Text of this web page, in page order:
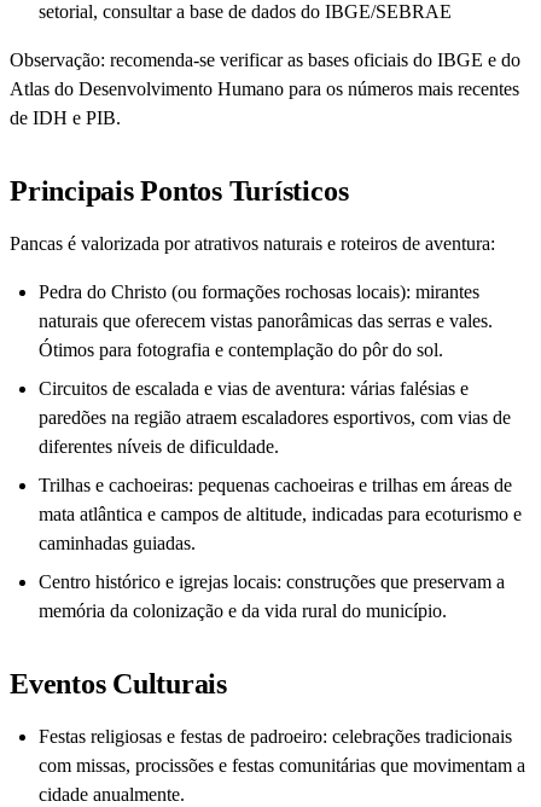
setorial, consultar a base de dados do IBGE/SEBRAE
Observação: recomenda-se verificar as bases oficiais do IBGE e do
Atlas do Desenvolvimento Humano para os números mais recentes
de IDH e PIB.
Principais Pontos Turísticos
Pancas é valorizada por atrativos naturais e roteiros de aventura:
Pedra do Christo (ou formações rochosas locais): mirantes
naturais que oferecem vistas panorâmicas das serras e vales.
Ótimos para fotografia e contemplação do pôr do sol.
Circuitos de escalada e vias de aventura: várias falésias e
paredões na região atraem escaladores esportivos, com vias de
diferentes níveis de dificuldade.
Trilhas e cachoeiras: pequenas cachoeiras e trilhas em áreas de
mata atlântica e campos de altitude, indicadas para ecoturismo e
caminhadas guiadas.
Centro histórico e igrejas locais: construções que preservam a
memória da colonização e da vida rural do município.
Eventos Culturais
Festas religiosas e festas de padroeiro: celebrações tradicionais
com missas, procissões e festas comunitárias que movimentam a
cidade anualmente.